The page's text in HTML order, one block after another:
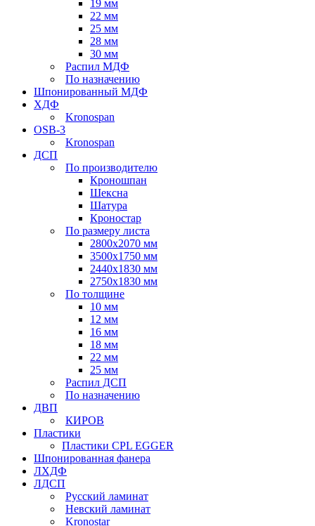
19 мм
22 мм
25 мм
28 мм
30 мм
Распил МДФ
По назначению
Шпонированный МДФ
ХДФ
Kronospan
OSB-3
Kronospan
ДСП
По производителю
Кроношпан
Шексна
Шатура
Кроностар
По размеру листа
2800х2070 мм
3500х1750 мм
2440х1830 мм
2750х1830 мм
По толщине
10 мм
12 мм
16 мм
18 мм
22 мм
25 мм
Распил ДСП
По назначению
ДВП
КИРОВ
Пластики
Пластики CPL EGGER
Шпонированная фанера
ЛХДФ
ЛДСП
Русский ламинат
Невский ламинат
Kronostar